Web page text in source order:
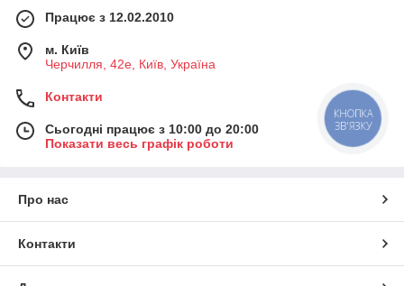
Працює з 12.02.2010
м. Київ
Черчилля, 42е, Київ, Україна
Контакти
Сьогодні працює з 10:00 до 20:00
Показати весь графік роботи
Про нас
Контакти
КНОПКА
ЗВ'ЯЗКУ